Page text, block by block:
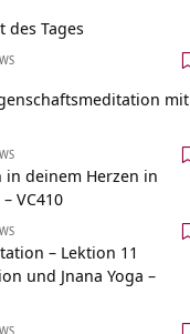
des Tages
mit
in deinem Herzen in
VC410
– Lektion 11
und Jnana Yoga –